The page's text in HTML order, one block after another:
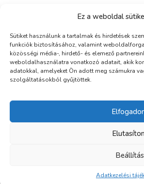
Ez a weboldal
Sütiket használunk a tartalmak és hirdetések
funkciók biztosításához, valamint
közösségi média-, hirdető- és elemező
weboldalhasználatra vonatkozó adatait, akik
adatokkal, amelyeket Ön adott meg számukra
szolgáltatásokból gyűjtöttek.
Beállítás
Adatkezelési